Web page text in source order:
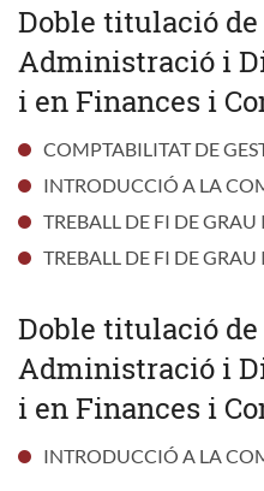
Doble titulació
Administració i
i en Finances i
COMPTABILITAT DE
INTRODUCCIÓ A LA
TREBALL DE FI DE GRAU
TREBALL DE FI DE GRAU
Doble titulació
Administració i
i en Finances i
INTRODUCCIÓ A LA